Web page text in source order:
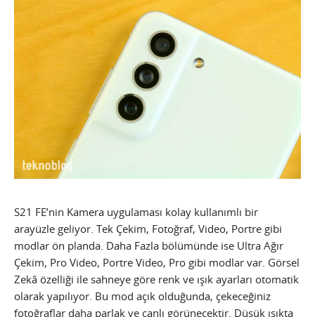
S21 FE’nin Kamera uygulaması kolay kullanımlı bir
arayüzle geliyor. Tek Çekim, Fotoğraf, Video, Portre gibi
modlar ön planda. Daha Fazla bölümünde ise Ultra Ağır
Çekim, Pro Video, Portre Video, Pro gibi modlar var. Görsel
Zekâ özelliği ile sahneye göre renk ve ışık ayarları otomatik
olarak yapılıyor. Bu mod açık olduğunda, çekeceğiniz
fotoğraflar daha parlak ve canlı görünecektir. Düşük ışıkta